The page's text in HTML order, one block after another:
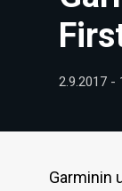
2.9.2017 -
Garminin